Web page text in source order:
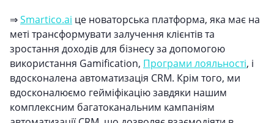
⇒Smartico.ai це новаторська платформа, яка має на
меті трансформувати залучення клієнтів та
зростання доходів для бізнесу за допомогою
використання Gamification, Програми лояльності, і
вдосконалена автоматизація CRM. Крім того, ми
вдосконалюємо гейміфікацію завдяки нашим
комплексним багатоканальним кампаніям